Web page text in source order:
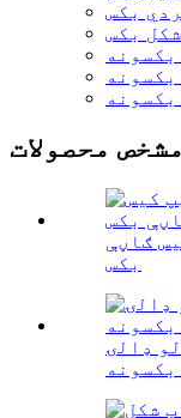
بکس
بکس
بکسونه
مشخص محصولات
ګاڼې
بکس
ډالۍ